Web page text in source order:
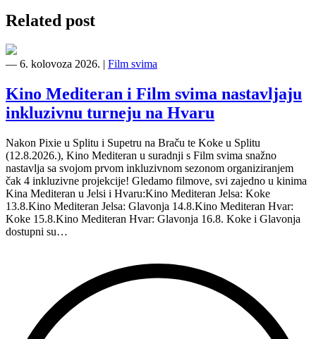
Related post
― 6. kolovoza 2026. | Film svima
Kino Mediteran i Film svima nastavljaju
inkluzivnu turneju na Hvaru
Nakon Pixie u Splitu i Supetru na Braču te Koke u Splitu
(12.8.2026.), Kino Mediteran u suradnji s Film svima snažno
nastavlja sa svojom prvom inkluzivnom sezonom organiziranjem
čak 4 inkluzivne projekcije! Gledamo filmove, svi zajedno u kinima
Kina Mediteran u Jelsi i Hvaru:Kino Mediteran Jelsa: Koke
13.8.Kino Mediteran Jelsa: Glavonja 14.8.Kino Mediteran Hvar:
Koke 15.8.Kino Mediteran Hvar: Glavonja 16.8. Koke i Glavonja
dostupni su…